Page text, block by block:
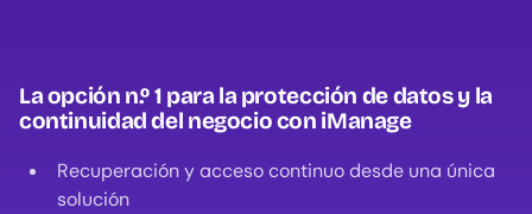
La opción n.º 1 para la protección de datos y la
continuidad del negocio con iManage
Recuperación y acceso continuo desde una única
solución